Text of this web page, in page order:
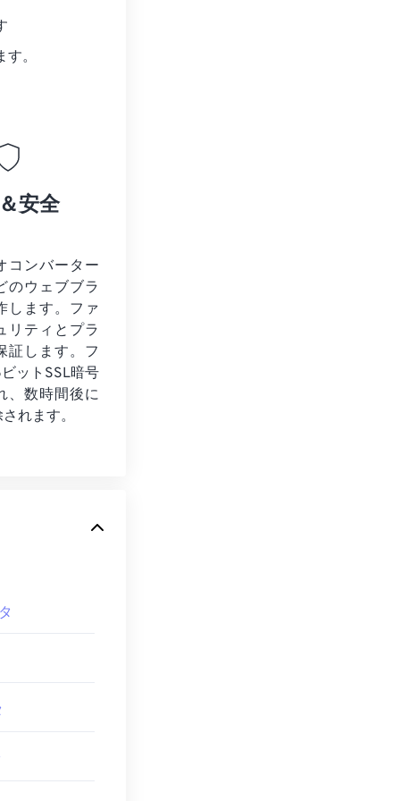
。
安全
コンバーター
のウェブブラ
します。ファ
リティとプラ
証します。フ
ットSSL暗号
、数時間後に
れます。